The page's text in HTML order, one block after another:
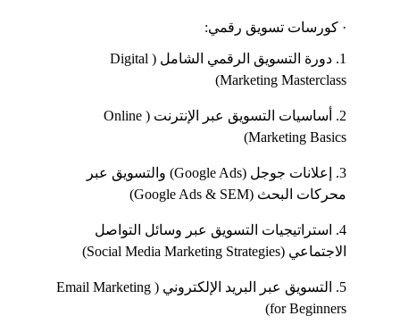
· كورسات تسويق رقمي:
1. دورة التسويق الرقمي الشامل (Digital
Marketing Masterclass)
2. أساسيات التسويق عبر الإنترنت (Online
Marketing Basics)
3. إعلانات جوجل (Google Ads) والتسويق عبر
محركات البحث (Google Ads & SEM)
4. استراتيجيات التسويق عبر وسائل التواصل
الاجتماعي (Social Media Marketing Strategies)
5. التسويق عبر البريد الإلكتروني (Email Marketing
for Beginners)